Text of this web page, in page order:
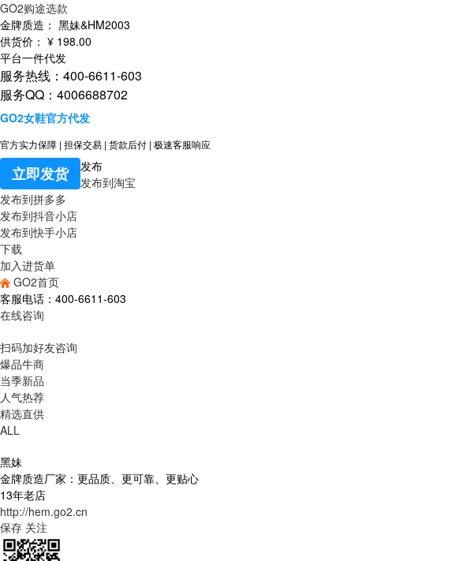
GO2购途选款
金牌质造： 黑妹&HM2003
供货价： ¥ 198.00
平台一件代发
服务热线：400-6611-603
服务QQ：4006688702
GO2女鞋官方代发
官方实力保障 | 担保交易 | 货款后付 | 极速客服响应
立即发货
发布
发布到淘宝
发布到拼多多
发布到抖音小店
发布到快手小店
下载
加入进货单
GO2首页
客服电话：400-6611-603
在线咨询
扫码加好友咨询
爆品牛商
当季新品
人气热荐
精选直供
ALL
黑妹
金牌质造厂家：更品质、更可靠、更贴心
13年老店
http://hem.go2.cn
保存 关注